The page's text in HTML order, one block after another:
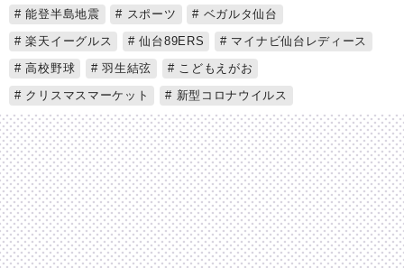
能登半島地震
スポーツ
ベガルタ仙台
楽天イーグルス
仙台89ERS
マイナビ仙台レディース
高校野球
羽生結弦
こどもえがお
クリスマスマーケット
新型コロナウイルス